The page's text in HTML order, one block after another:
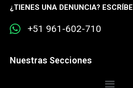
¿TIENES UNA DENUNCIA?
+51 961-602-710
Nuestras Secciones